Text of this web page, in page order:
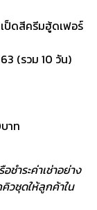
เป็ดสีครีมฮู้ดเฟอร์
(รวม 10 วัน)
าท
ชำระค่าเช่าอย่าง
วชุดให้ลูกค้าใน